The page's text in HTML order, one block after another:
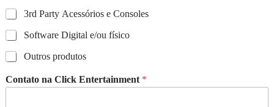
3rd Party Acessórios e Consoles
Software Digital e/ou físico
Outros produtos
Contato na Click Entertainment *